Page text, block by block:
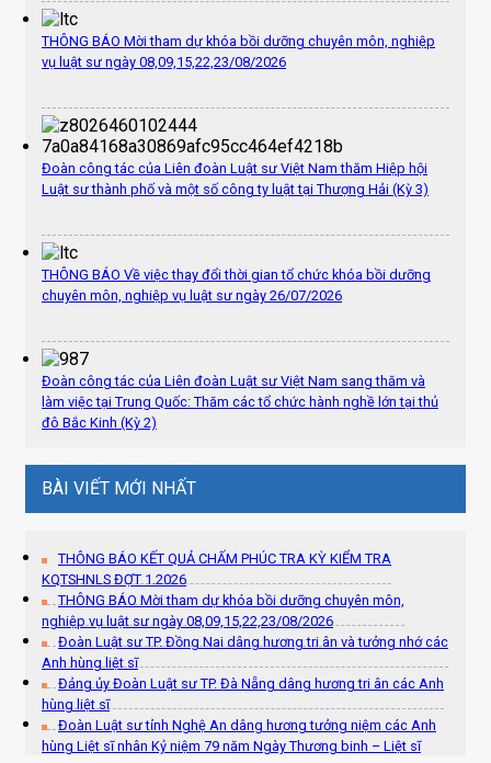
THÔNG BÁO Mời tham dự khóa bồi dưỡng chuyên môn, nghiệp
vụ luật sư ngày 08,09,15,22,23/08/2026
Đoàn công tác của Liên đoàn Luật sư Việt Nam thăm Hiệp hội
Luật sư thành phố và một số công ty luật tại Thượng Hải (Kỳ 3)
THÔNG BÁO Về việc thay đổi thời gian tổ chức khóa bồi dưỡng
chuyên môn, nghiệp vụ luật sư ngày 26/07/2026
Đoàn công tác của Liên đoàn Luật sư Việt Nam sang thăm và
làm việc tại Trung Quốc: Thăm các tổ chức hành nghề lớn tại thủ
đô Bắc Kinh (Kỳ 2)
BÀI VIẾT MỚI NHẤT
THÔNG BÁO KẾT QUẢ CHẤM PHÚC TRA KỲ KIỂM TRA
KQTSHNLS ĐỢT 1.2026
THÔNG BÁO Mời tham dự khóa bồi dưỡng chuyên môn,
nghiệp vụ luật sư ngày 08,09,15,22,23/08/2026
Đoàn Luật sư TP. Đồng Nai dâng hương tri ân và tưởng nhớ các
Anh hùng liệt sĩ
Đảng ủy Đoàn Luật sư TP. Đà Nẵng dâng hương tri ân các Anh
hùng liệt sĩ
Đoàn Luật sư tỉnh Nghệ An dâng hương tưởng niệm các Anh
hùng Liệt sĩ nhân Kỷ niệm 79 năm Ngày Thương binh – Liệt sĩ